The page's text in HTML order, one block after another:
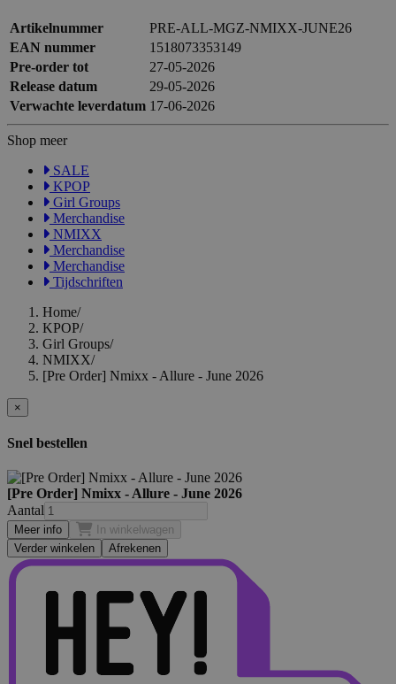
Artikelnummer
PRE-ALL-MGZ-NMIXX-JUNE26
EAN nummer
1518073353149
Pre-order tot
27-05-2026
Release datum
29-05-2026
Verwachte leverdatum 17-06-2026
Shop meer
SALE
KPOP
Girl Groups
Merchandise
NMIXX
Merchandise
Merchandise
Tijdschriften
Home/
KPOP/
Girl Groups/
NMIXX/
[Pre Order] Nmixx - Allure - June 2026
×
Snel bestellen
[Pre Order] Nmixx - Allure - June 2026
Aantal
Meer info
In winkelwagen
Verder winkelen
Afrekenen